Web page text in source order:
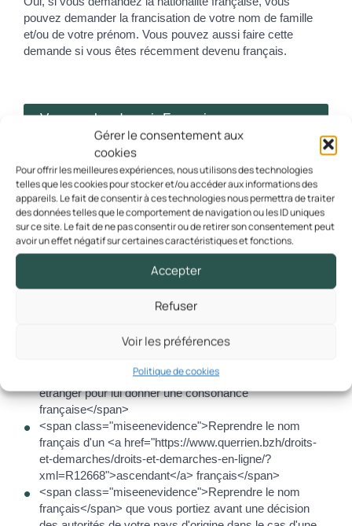
Gérer le consentement aux
cookies
Pour offrir les meilleures expériences, nous utilisons des technologies
telles que les cookies pour stocker et/ou accéder aux informations des
appareils. Le fait de consentir à ces technologies nous permettra de traiter
des données telles que le comportement de navigation ou les ID uniques
sur ce site. Le fait de ne pas consentir ou de retirer son consentement peut
avoir un effet négatif sur certaines caractéristiques et fonctions.
Accepter
Refuser
Voir les préférences
Politique de cookies
pouvez demander la francisation de votre nom de famille
et/ou de votre prénom. Vous pouvez aussi faire cette
demande si vous êtes récemment devenu français.
Vous voulez devenir Français
Vous venez d'obtenir la nationalité française
Pour faciliter votre intégration, vous pouvez demander la
francisation de votre nom de famille et/ou de vos prénoms
lorsque vous demandez <a
href="https://www.querrien.bzh/droits-et-demarches/droits-
nationalité française</a>.
Plusieurs possibilités existent pour la <span
<span class="miseenevidence">Traduire votre nom s'il
<span class="miseenevidence">Transformer votre nom
étranger pour lui donner une consonance
française</span>
<span class="miseenevidence">Reprendre le nom
français d'un <a href="https://www.querrien.bzh/droits-
et-demarches/droits-et-demarches-en-ligne/?
xml=R12668">ascendant</a> français</span>
<span class="miseenevidence">Reprendre le nom
français</span> que vous portiez avant une décision